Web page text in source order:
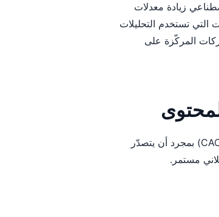
بالذكاء الاصطناعي زيادة معدلات
التي تستخدم التحليلات
أعلى بـ2.9 مرة. تخفّض الشركات المركّزة على
يتراكم الاكتساب العضوي بمرور الوقت ويقدّم عادةً أدنى تكلفة لاكتساب العميل (CAC) بمجرد أن يتصدّر
مستمر.